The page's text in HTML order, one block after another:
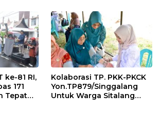
ke-81 RI,
171
Tepat
Kolaborasi TP. PKK-PKCK
Yon.TP879/Singgalang
Untuk Warga Sitalang